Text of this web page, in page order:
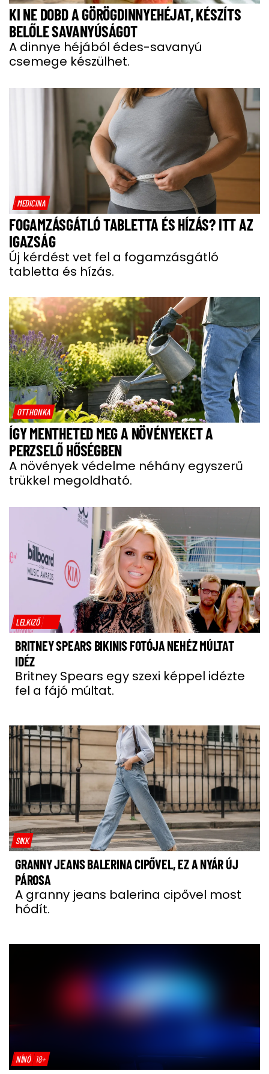
KI NE DOBD A GÖRÖGDINNYEHÉJAT, KÉSZÍTS
BELŐLE SAVANYÚSÁGOT
A dinnye héjából édes-savanyú
csemege készülhet.
MEDICINA
FOGAMZÁSGÁTLÓ TABLETTA ÉS HÍZÁS? ITT AZ
IGAZSÁG
Új kérdést vet fel a fogamzásgátló
tabletta és hízás.
OTTHONKA
ÍGY MENTHETED MEG A NÖVÉNYEKET A
PERZSELŐ HŐSÉGBEN
A növények védelme néhány egyszerű
trükkel megoldható.
LELKIZŐ
BRITNEY SPEARS BIKINIS FOTÓJA NEHÉZ MÚLTAT
IDÉZ
Britney Spears egy szexi képpel idézte
fel a fájó múltat.
SIKK
GRANNY JEANS BALERINA CIPŐVEL, EZ A NYÁR ÚJ
PÁROSA
A granny jeans balerina cipővel most
hódít.
NÍNÓ 18+